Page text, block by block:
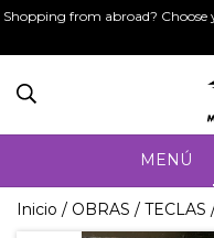
Shopping from abroad?
MENÚ
Inicio / OBRAS / TECLAS